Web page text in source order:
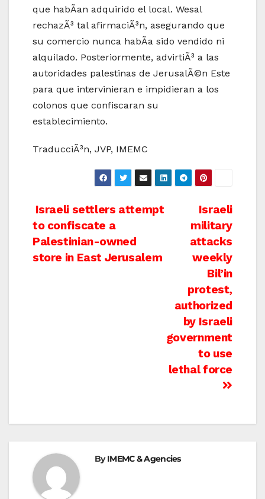
que habÃ­an adquirido el local. Wesal
rechazÃ³ tal afirmaciÃ³n, asegurando que
su comercio nunca habÃ­a sido vendido ni
alquilado. Posteriormente, advirtiÃ³ a las
autoridades palestinas de JerusalÃ©n Este
para que intervinieran e impidieran a los
colonos que confiscaran su
establecimiento.
TraducciÃ³n, JVP, IMEMC
Post
navigation
Israeli
military
attacks
weekly
Bil’in
protest,
authorized
by Israeli
government
to use
lethal force
Israeli settlers attempt
to confiscate a
Palestinian-owned
store in East Jerusalem
ByIMEMC & Agencies